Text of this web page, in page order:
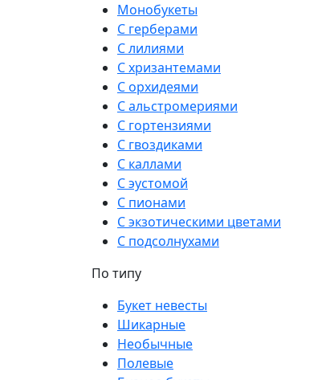
Монобукеты
С герберами
С лилиями
С хризантемами
С орхидеями
С альстромериями
С гортензиями
С гвоздиками
С каллами
С эустомой
С пионами
С экзотическими цветами
С подсолнухами
По типу
Букет невесты
Шикарные
Необычные
Полевые